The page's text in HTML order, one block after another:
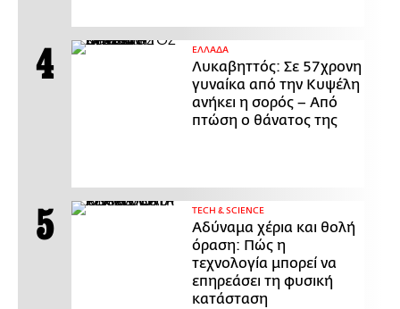
ΕΛΛΑΔΑ
Λυκαβηττός: Σε 57χρονη
γυναίκα από την Κυψέλη
ανήκει η σορός – Από
πτώση ο θάνατος της
ΤECH & SCIENCE
Αδύναμα χέρια και θολή
όραση: Πώς η
τεχνολογία μπορεί να
επηρεάσει τη φυσική
κατάσταση